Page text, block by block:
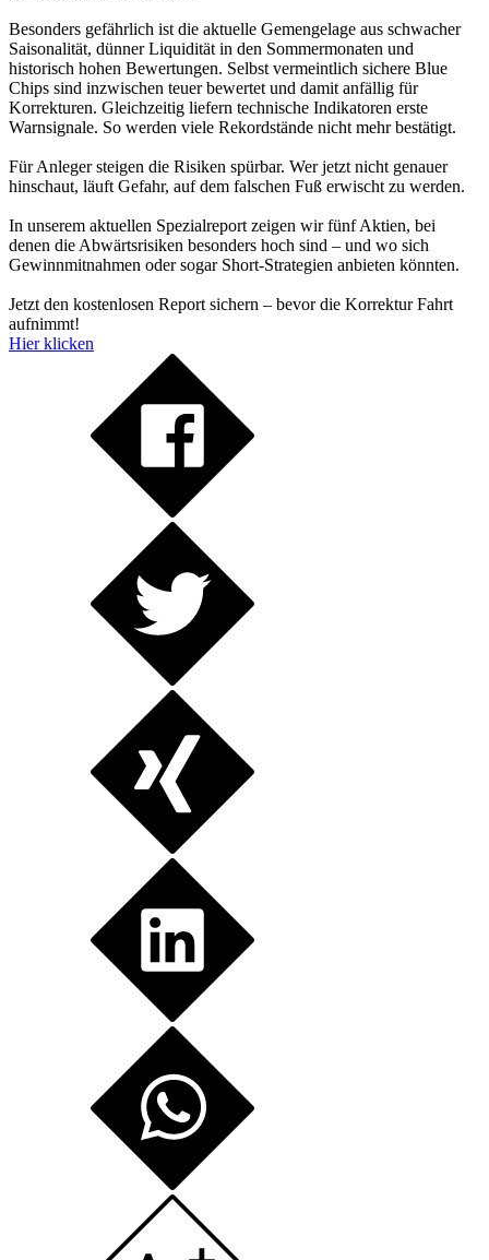
Besonders gefährlich ist die aktuelle Gemengelage aus schwacher
Saisonalität, dünner Liquidität in den Sommermonaten und
historisch hohen Bewertungen. Selbst vermeintlich sichere Blue
Chips sind inzwischen teuer bewertet und damit anfällig für
Korrekturen. Gleichzeitig liefern technische Indikatoren erste
Warnsignale. So werden viele Rekordstände nicht mehr bestätigt.
Für Anleger steigen die Risiken spürbar. Wer jetzt nicht genauer
hinschaut, läuft Gefahr, auf dem falschen Fuß erwischt zu werden.
In unserem aktuellen Spezialreport zeigen wir fünf Aktien, bei
denen die Abwärtsrisiken besonders hoch sind – und wo sich
Gewinnmitnahmen oder sogar Short-Strategien anbieten könnten.
Jetzt den kostenlosen Report sichern – bevor die Korrektur Fahrt
aufnimmt!
Hier klicken